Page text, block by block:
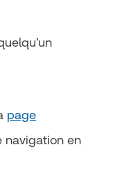
page
navigation en